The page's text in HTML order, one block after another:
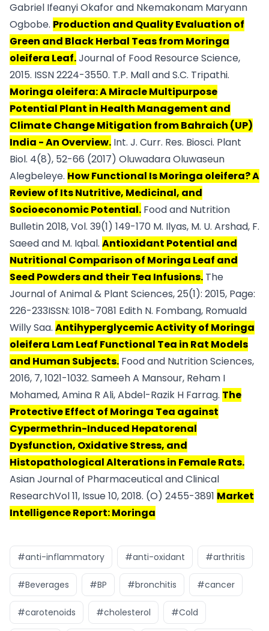
Gabriel Ifeanyi Okafor and Nkemakonam Maryann
Ogbobe. Production and Quality Evaluation of
Green and Black Herbal Teas from Moringa
oleifera Leaf.Journal of Food Resource Science,
2015. ISSN 2224-3550. T.P. Mall and S.C. Tripathi.
Moringa oleifera: A Miracle Multipurpose
Potential Plant in Health Management and
Climate Change Mitigation from Bahraich (UP)
India - An Overview. Int. J. Curr. Res. Biosci. Plant
Biol. 4(8), 52-66 (2017) Oluwadara Oluwaseun
Alegbeleye. How Functional Is Moringa oleifera? A
Review of Its Nutritive, Medicinal, and
Socioeconomic Potential. Food and Nutrition
Bulletin 2018, Vol. 39(1) 149-170 M. Ilyas, M. U. Arshad, F.
Saeed and M. Iqbal. Antioxidant Potential and
Nutritional Comparison of Moringa Leaf and
Seed Powders and their Tea Infusions. The
Journal of Animal & Plant Sciences, 25(1): 2015, Page:
226-233ISSN: 1018-7081 Edith N. Fombang, Romuald
Willy Saa. Antihyperglycemic Activity of Moringa
oleifera Lam Leaf Functional Tea in Rat Models
and Human Subjects. Food and Nutrition Sciences,
2016, 7, 1021-1032. Sameeh A Mansour, Reham I
Mohamed, Amina R Ali, Abdel-Razik H Farrag. The
Protective Effect of Moringa Tea against
Cypermethrin-Induced Hepatorenal
Dysfunction, Oxidative Stress, and
Histopathological Alterations in Female Rats.
Asian Journal of Pharmaceutical and Clinical
ResearchVol 11, Issue 10, 2018. (O) 2455-3891 Market
Intelligence Report: Moringa
#anti-inflammatory #anti-oxidant #arthritis
#Beverages #BP #bronchitis #cancer
#carotenoids #cholesterol #Cold